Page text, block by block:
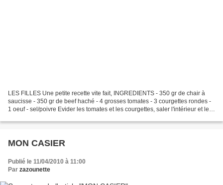
LES FILLES Une petite recette vite fait, INGREDIENTS - 350 gr de chair à
saucisse - 350 gr de beef haché - 4 grosses tomates - 3 courgettes rondes -
1 oeuf - sel/poivre Evider les tomates et les courgettes, saler l'intérieur et les
MON CASIER
Publié le 11/04/2010 à 11:00
Par zazounette